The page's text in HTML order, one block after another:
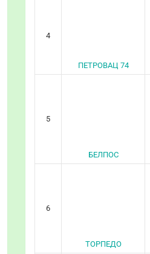
4
ПЕТРОВАЦ 74
5
БЕЛПОС
6
ТОРПЕДО